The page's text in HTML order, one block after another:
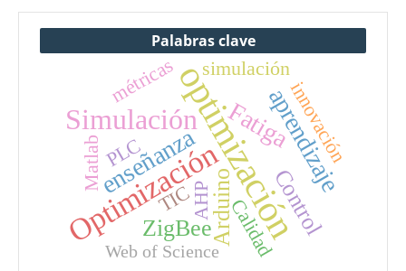
Palabras clave
optimización
Optimización
Simulación Fatiga
enseñanza aprendizaje
Arduino
ZigBee Control
métricas
TIC
innovación
PLC
simulación
AHP
Matlab
Calidad
Web of Science